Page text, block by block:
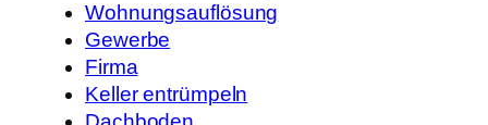
Wohnungsauflösung
Gewerbe
Firma
Keller entrümpeln